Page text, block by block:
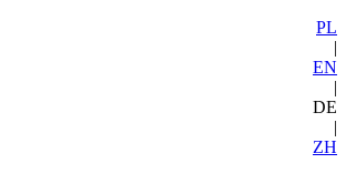
PL
|
EN
|
DE
|
ZH